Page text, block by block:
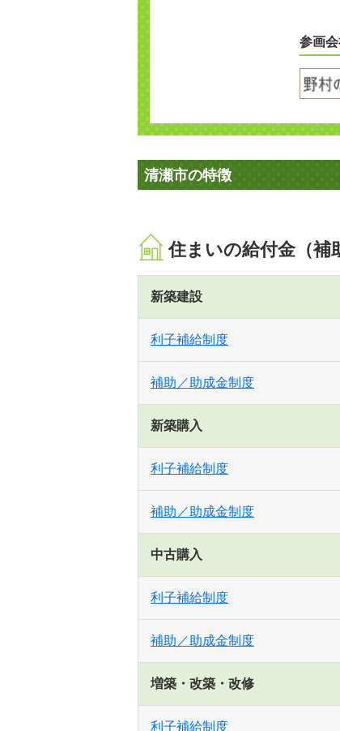
参画会
清瀬市の特徴
住まいの給付金（補
新築建設
利子補給制度
補助／助成金制度
新築購入
利子補給制度
補助／助成金制度
中古購入
利子補給制度
補助／助成金制度
増築・改築・改修
利子補給制度